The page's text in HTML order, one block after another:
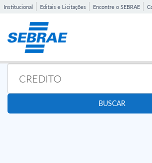
Institucional Editais e Licitações Encontre o SEBRAE
BUSCAR